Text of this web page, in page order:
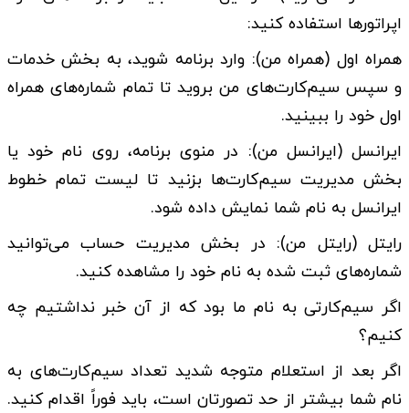
اپراتور‌ها استفاده کنید:
همراه اول (همراه من): وارد برنامه شوید، به بخش خدمات
و سپس سیم‌کارت‌های من بروید تا تمام شماره‌های همراه
اول خود را ببینید.
ایرانسل (ایرانسل من): در منوی برنامه، روی نام خود یا
بخش مدیریت سیم‌کارت‌ها بزنید تا لیست تمام خطوط
ایرانسل به نام شما نمایش داده شود.
رایتل (رایتل من): در بخش مدیریت حساب می‌توانید
شماره‌های ثبت شده به نام خود را مشاهده کنید.
اگر سیم‌کارتی به نام ما بود که از آن خبر نداشتیم چه
کنیم؟
اگر بعد از استعلام متوجه شدید تعداد سیم‌کارت‌های به
نام شما بیشتر از حد تصورتان است، باید فوراً اقدام کنید.